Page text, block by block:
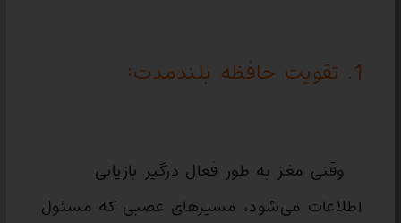
1. تقویت حافظه بلندمدت:
وقتی مغز به طور فعال درگیر بازیابی
اطلاعات می‌شود، مسیرهای عصبی که مسئول